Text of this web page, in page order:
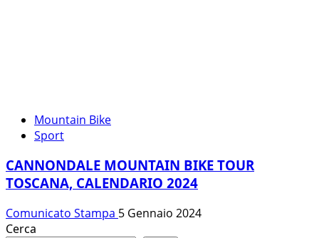
Mountain Bike
Sport
CANNONDALE MOUNTAIN BIKE TOUR
TOSCANA, CALENDARIO 2024
Comunicato Stampa 5 Gennaio 2024
Cerca